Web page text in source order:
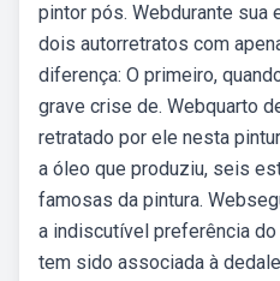
pintor pós. Webdurante sua
dois autorretratos com
diferença: O primeiro,
grave crise de. Webquarto
retratado por ele nesta
a óleo que produziu, seis
famosas da pintura.
a indiscutível preferência
tem sido associada à